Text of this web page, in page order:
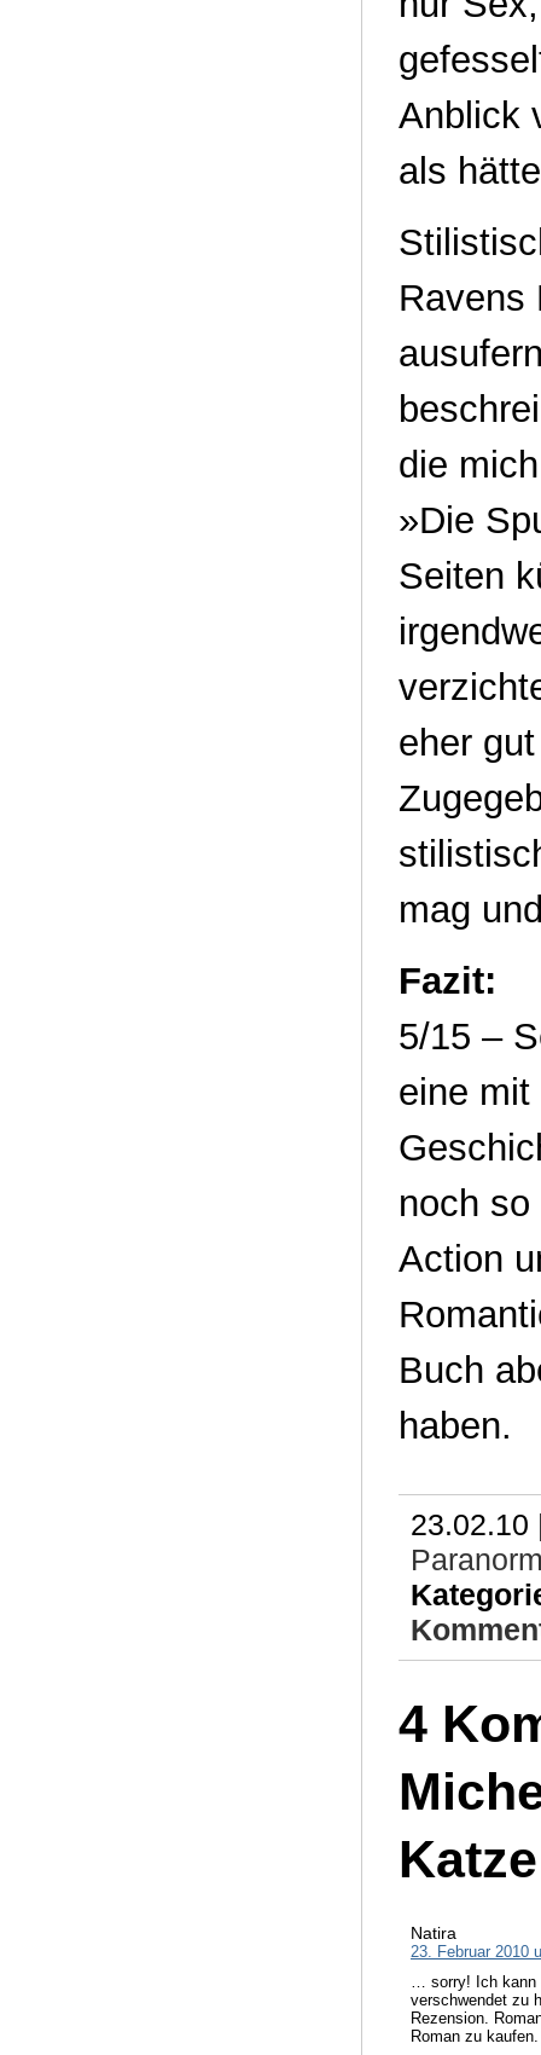
Anblick
als
Ravens
die
»Die
Seiten
eher
mag
Fazit:
5/15 –
eine mit
noch
Action
Buch
haben.
4
Katze
Natira
23. Februar 2010
… sorry! Ich
verschwendet zu
Rezension.
Roman zu